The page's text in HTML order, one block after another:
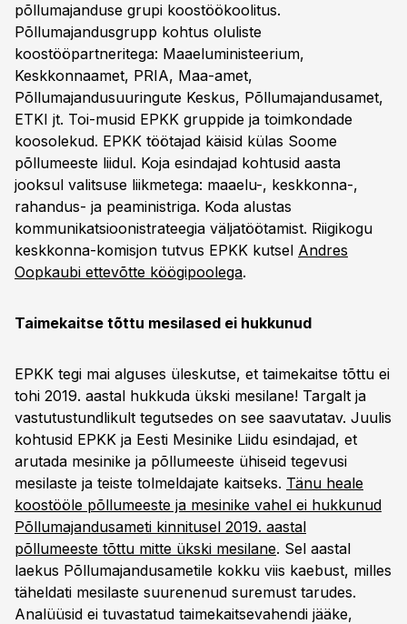
põllumajanduse grupi koostöökoolitus.
Põllumajandusgrupp kohtus oluliste
koostööpartneritega: Maaeluministeerium,
Keskkonnaamet, PRIA, Maa-amet,
Põllumajandusuuringute Keskus, Põllumajandusamet,
ETKI jt. Toi-musid EPKK gruppide ja toimkondade
koosolekud. EPKK töötajad käisid külas Soome
põllumeeste liidul. Koja esindajad kohtusid aasta
jooksul valitsuse liikmetega: maaelu-, keskkonna-,
rahandus- ja peaministriga. Koda alustas
kommunikatsioonistrateegia väljatöötamist. Riigikogu
keskkonna-komisjon tutvus EPKK kutsel Andres
Oopkaubi ettevõtte köögipoolega.
Taimekaitse tõttu mesilased ei hukkunud
EPKK tegi mai alguses üleskutse, et taimekaitse tõttu ei
tohi 2019. aastal hukkuda ükski mesilane! Targalt ja
vastutustundlikult tegutsedes on see saavutatav. Juulis
kohtusid EPKK ja Eesti Mesinike Liidu esindajad, et
arutada mesinike ja põllumeeste ühiseid tegevusi
mesilaste ja teiste tolmeldajate kaitseks. Tänu heale
koostööle põllumeeste ja mesinike vahel ei hukkunud
Põllumajandusameti kinnitusel 2019. aastal
põllumeeste tõttu mitte ükski mesilane. Sel aastal
laekus Põllumajandusametile kokku viis kaebust, milles
täheldati mesilaste suurenenud suremust tarudes.
Analüüsid ei tuvastatud taimekaitsevahendi jääke,